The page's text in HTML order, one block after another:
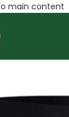
main content